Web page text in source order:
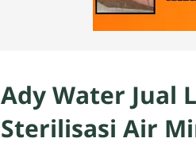
Ady Water Jual
Sterilisasi Air